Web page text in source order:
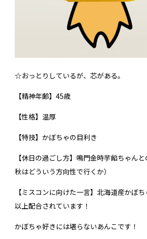
☆おっとりしているが、芯がある。
【精神年齢】45歳
【性格】温厚
【特技】かぼちゃの目利き
【休日の過ごし方】鳴門金時芋餡ちゃん
秋はどういう方向性で行くか）
【ミスコンに向けた一言】北海道産かぼ
以上配合されています！
かぼちゃ好きには堪らないあんこです！